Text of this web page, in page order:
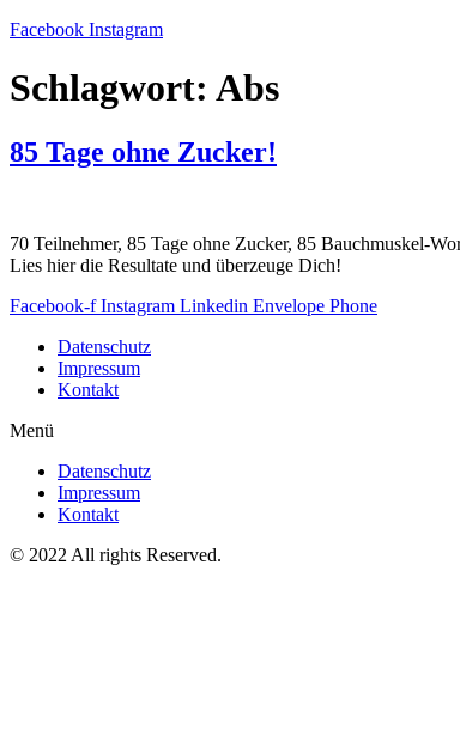
Facebook Instagram
Schlagwort: Abs
85 Tage ohne Zucker!
70 Teilnehmer, 85 Tage ohne Zucker, 85 Bauchmuskel-
Lies hier die Resultate und überzeuge Dich!
Facebook-f Instagram Linkedin Envelope Phone
Datenschutz
Impressum
Kontakt
Menü
Datenschutz
Impressum
Kontakt
© 2022 All rights Reserved.